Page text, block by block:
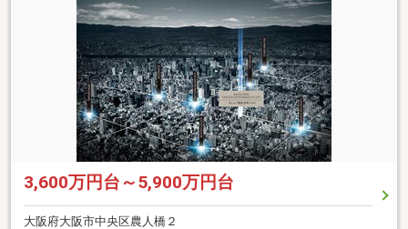
3,600万円台～5,900万円台
大阪府大阪市中央区農人橋２